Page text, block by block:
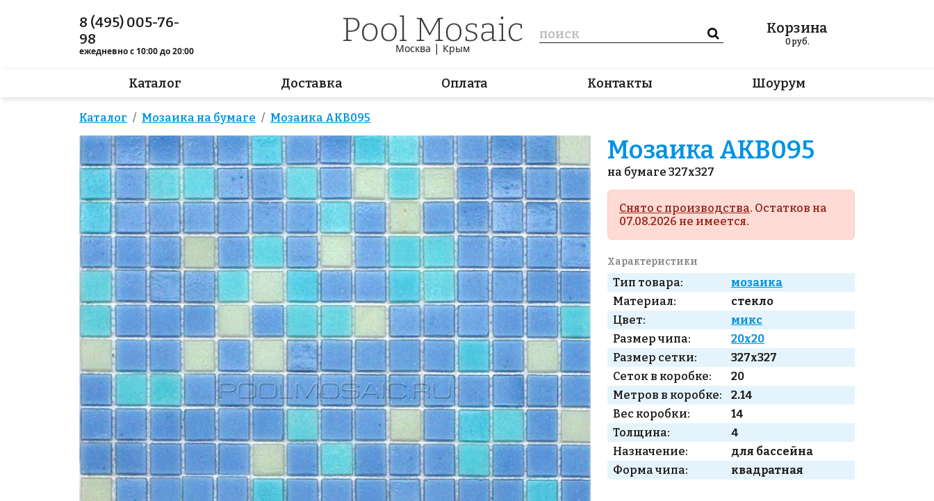
8 (495) 005-76-
98
ежедневно с 10:00 до 20:00 Москва | Крым
Корзина
0руб.
Каталог Доставка Оплата Контакты Шоурум
Каталог Мозаика на бумаге Мозаика AKB095
Мозаика AKB095
на бумаге 327x327
Снято с производства. Остатков на
07.08.2026 не имеется.
Характеристики
Тип товара:
мозаика
Материал:
стекло
Цвет:
микс
Размер чипа:
20x20
Размер сетки:
327x327
Сеток в коробке:
20
Метров в коробке:
2.14
Вес коробки:
14
Толщина:
4
Назначение:
для бассейна
Форма чипа:
квадратная